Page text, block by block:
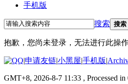
手机版
搜索 搜索
抱歉，您尚未登录，无法进行此操
|申请友链|小黑屋|手机版|
GMT+8, 2026-8-7 11:33 , Processed